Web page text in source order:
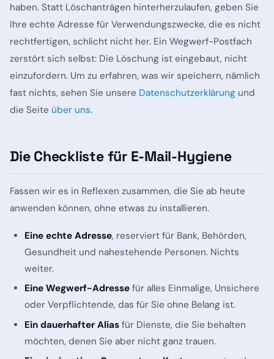
haben. Statt Löschanträgen hinterherzulaufen, geben Sie
Ihre echte Adresse für Verwendungszwecke, die es nicht
rechtfertigen, schlicht nicht her. Ein Wegwerf-Postfach
zerstört sich selbst: Die Löschung ist eingebaut, nicht
einzufordern. Um zu erfahren, was wir speichern, nämlich
fast nichts, sehen Sie unsere Datenschutzerklärung und
die Seite über uns.
Die Checkliste für E-Mail-Hygiene
Fassen wir es in Reflexen zusammen, die Sie ab heute
anwenden können, ohne etwas zu installieren.
Eine echte Adresse, reserviert für Bank, Behörden,
Gesundheit und nahestehende Personen. Nichts
weiter.
Eine Wegwerf-Adresse für alles Einmalige, Unsichere
oder Verpflichtende, das für Sie ohne Belang ist.
Ein dauerhafter Alias für Dienste, die Sie behalten
möchten, denen Sie aber nicht ganz trauen.